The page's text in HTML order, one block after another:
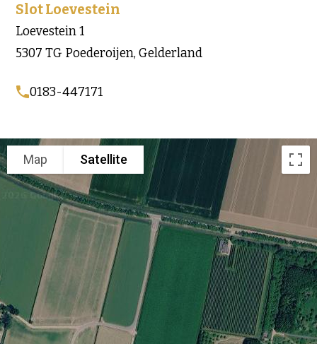
Slot Loevestein
Loevestein 1
5307 TG Poederoijen, Gelderland
0183-447171
Map Satellite